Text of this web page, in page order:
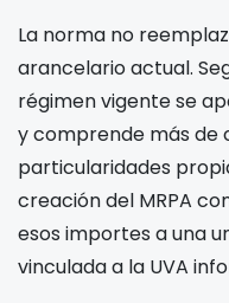
La norma no
arancelario actual.
régimen vigente se
y comprende más de
particularidades
creación del MRPA
esos importes a una
vinculada a la UVA